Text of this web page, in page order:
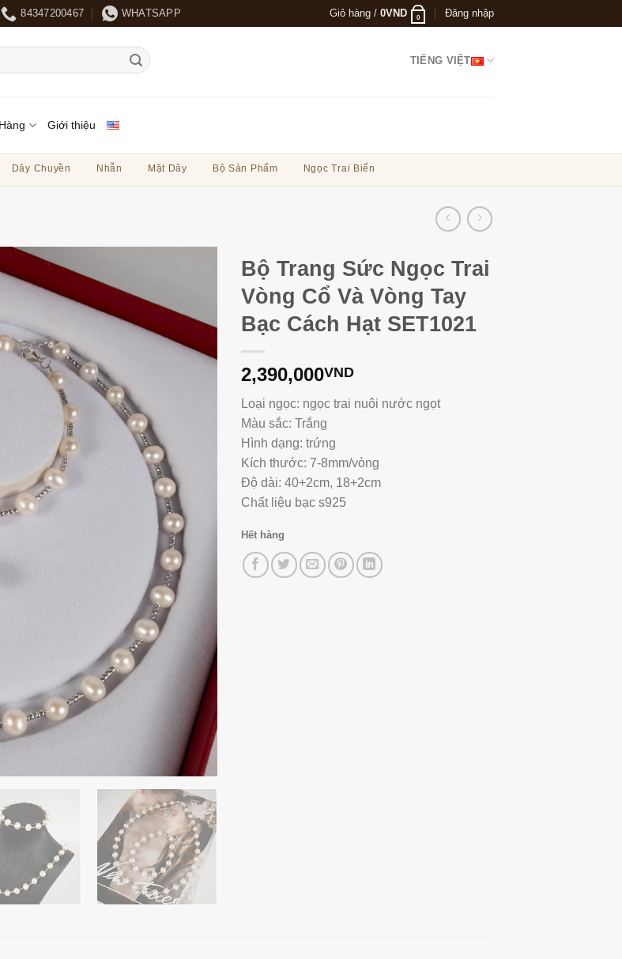
84347200467 WHATSAPP Giỏ hàng / 0VND 0 Đăng nhập
TIẾNG VIỆT
Giới thiệu
Dây Chuyền Nhẫn Mặt Dây Bộ Sản Phẩm Ngọc Trai Biển
Bộ Trang Sức Ngọc Trai
Vòng Cổ Và Vòng Tay
Bạc Cách Hạt SET1021
2,390,000VND
Loại ngọc: ngọc trai nuôi nước ngọt
Màu sắc: Trắng
Hình dạng: trứng
Kích thước: 7-8mm/vòng
Độ dài: 40+2cm, 18+2cm
Chất liệu bạc s925
Hết hàng